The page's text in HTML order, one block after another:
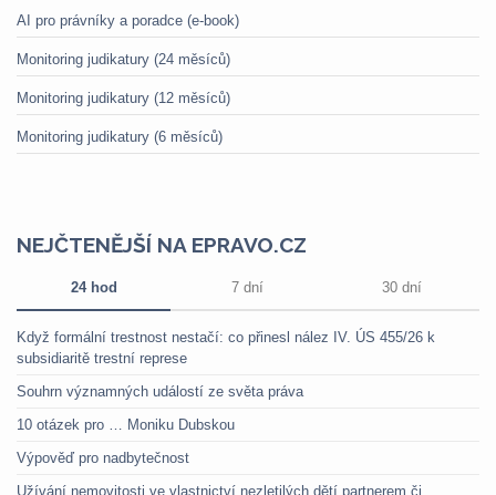
AI pro právníky a poradce (e-book)
Monitoring judikatury (24 měsíců)
Monitoring judikatury (12 měsíců)
Monitoring judikatury (6 měsíců)
NEJČTENĚJŠÍ NA EPRAVO.CZ
24 hod 7 dní 30 dní
Když formální trestnost nestačí: co přinesl nález IV. ÚS 455/26 k
subsidiaritě trestní represe
Souhrn významných událostí ze světa práva
10 otázek pro … Moniku Dubskou
Výpověď pro nadbytečnost
Užívání nemovitosti ve vlastnictví nezletilých dětí partnerem či